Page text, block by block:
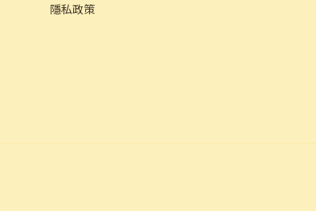
隱私政策